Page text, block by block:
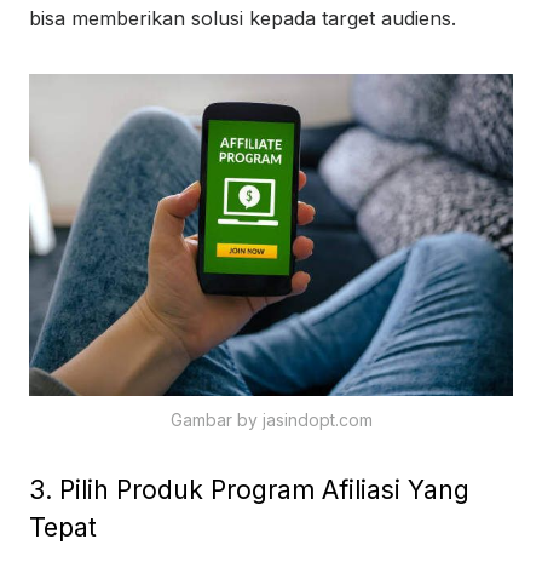
bisa memberikan solusi kepada target audiens.
Gambar by jasindopt.com
3. Pilih Produk Program Afiliasi Yang
Tepat